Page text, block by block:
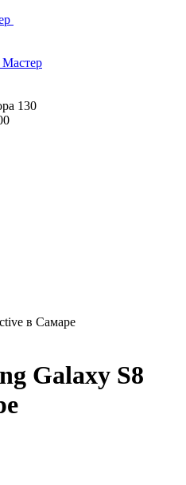
Мастер
130
в Самаре
Galaxy S8